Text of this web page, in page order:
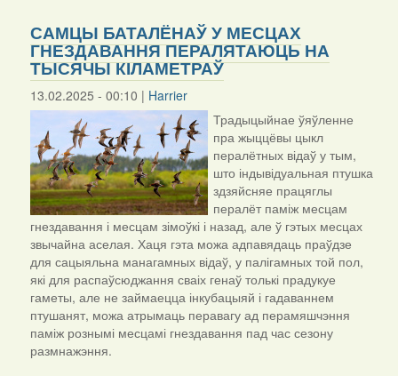
САМЦЫ БАТАЛЁНАЎ У МЕСЦАХ
ГНЕЗДАВАННЯ ПЕРАЛЯТАЮЦЬ НА
ТЫСЯЧЫ КІЛАМЕТРАЎ
13.02.2025 - 00:10 | Harrier
Традыцыйнае ўяўленне
пра жыццёвы цыкл
пералётных відаў у тым,
што індывідуальная птушка
здзяйсняе працяглы
пералёт паміж месцам
гнездавання і месцам зімоўкі і назад, але ў гэтых месцах
звычайна аселая. Хаця гэта можа адпавядаць праўдзе
для сацыяльна манагамных відаў, у палігамных той пол,
які для распаўсюджання сваіх генаў толькі прадукуе
гаметы, але не займаецца інкубацыяй і гадаваннем
птушанят, можа атрымаць перавагу ад перамяшчэння
паміж рознымі месцамі гнездавання пад час сезону
размнажэння.